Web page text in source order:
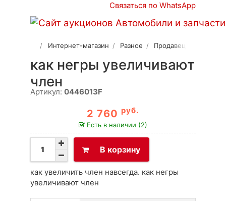
Связаться по WhatsApp
Интернет-магазин Разное Продавец 2
как негры увеличивают
член
Артикул: 0446013F
2 760 руб.
Есть в наличии (2)
В корзину
как увеличить член навсегда. как негры
увеличивают член